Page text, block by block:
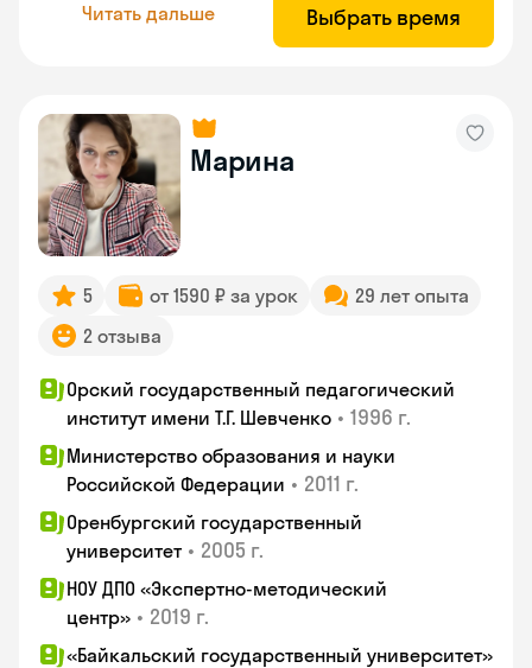
Читать дальше Выбрать время
Марина
5 от 1590 ₽ за урок
29 лет опыта
2 отзыва
Орский государственный педагогический
институт имени Т.Г. Шевченко • 1996 г.
Министерство образования и науки
Российской Федерации • 2011 г.
Оренбургский государственный
университет • 2005 г.
НОУ ДПО «Экспертно-методический
центр» • 2019 г.
«Байкальский государственный университет»